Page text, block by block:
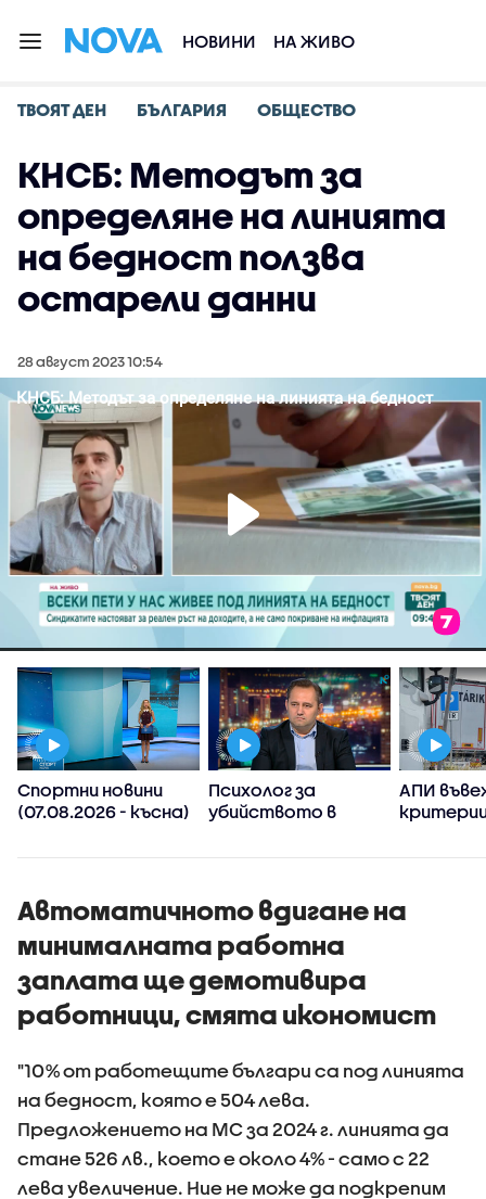
НОВИНИ НА ЖИВО
ТВОЯТ ДЕН БЪЛГАРИЯ ОБЩЕСТВО
КНСБ: Методът за
определяне на линията
на бедност ползва
остарели данни
28 август 2023 10:54
Спортни новини
(07.08.2026 - късна)
Психолог за
убийството в
Възрастните
примерите за
агресивно
поведение
АПИ
Автоматичното вдигане на
минималната работна
заплата ще демотивира
работници, смята икономист
"10% от работещите българи са под линията
на бедност, която е 504 лева.
Предложението на МС за 2024 г. линията да
стане 526 лв., което е около 4% - само с 22
лева увеличение. Ние не може да подкрепим